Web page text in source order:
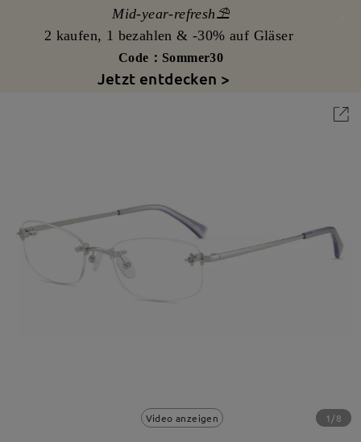
Mid-year-refresh⛱️
2 kaufen, 1 bezahlen & -30% auf Gläser
Code：Sommer30
Jetzt entdecken >
Video anzeigen 1/8